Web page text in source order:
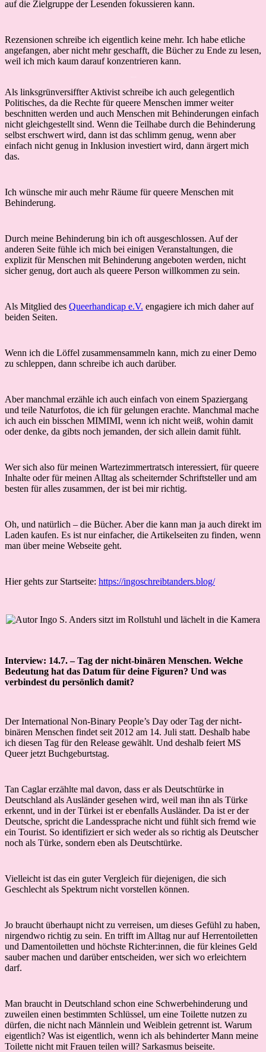
auf die Zielgruppe der Lesenden fokussieren kann.
Rezensionen schreibe ich eigentlich keine mehr. Ich habe etliche
angefangen, aber nicht mehr geschafft, die Bücher zu Ende zu lesen,
weil ich mich kaum darauf konzentrieren kann.
Als linksgrünversiffter Aktivist schreibe ich auch gelegentlich
Politisches, da die Rechte für queere Menschen immer weiter
beschnitten werden und auch Menschen mit Behinderungen einfach
nicht gleichgestellt sind. Wenn die Teilhabe durch die Behinderung
selbst erschwert wird, dann ist das schlimm genug, wenn aber
einfach nicht genug in Inklusion investiert wird, dann ärgert mich
das.
Ich wünsche mir auch mehr Räume für queere Menschen mit
Behinderung.
Durch meine Behinderung bin ich oft ausgeschlossen. Auf der
anderen Seite fühle ich mich bei einigen Veranstaltungen, die
explizit für Menschen mit Behinderung angeboten werden, nicht
sicher genug, dort auch als queere Person willkommen zu sein.
Als Mitglied des Queerhandicap e.V. engagiere ich mich daher auf
beiden Seiten.
Wenn ich die Löffel zusammensammeln kann, mich zu einer Demo
zu schleppen, dann schreibe ich auch darüber.
Aber manchmal erzähle ich auch einfach von einem Spaziergang
und teile Naturfotos, die ich für gelungen erachte. Manchmal mache
ich auch ein bisschen MIMIMI, wenn ich nicht weiß, wohin damit
oder denke, da gibts noch jemanden, der sich allein damit fühlt.
Wer sich also für meinen Wartezimmertratsch interessiert, für queere
Inhalte oder für meinen Alltag als scheiternder Schriftsteller und am
besten für alles zusammen, der ist bei mir richtig.
Oh, und natürlich – die Bücher. Aber die kann man ja auch direkt im
Laden kaufen. Es ist nur einfacher, die Artikelseiten zu finden, wenn
man über meine Webseite geht.
Hier gehts zur Startseite: https://ingoschreibtanders.blog/
Interview: 14.7. – Tag der nicht-binären Menschen. Welche
Bedeutung hat das Datum für deine Figuren? Und was
verbindest du persönlich damit?
Der International Non-Binary People’s Day oder Tag der nicht-
binären Menschen findet seit 2012 am 14. Juli statt. Deshalb habe
ich diesen Tag für den Release gewählt. Und deshalb feiert MS
Queer jetzt Buchgeburtstag.
Tan Caglar erzählte mal davon, dass er als Deutschtürke in
Deutschland als Ausländer gesehen wird, weil man ihn als Türke
erkennt, und in der Türkei ist er ebenfalls Ausländer. Da ist er der
Deutsche, spricht die Landessprache nicht und fühlt sich fremd wie
ein Tourist. So identifiziert er sich weder als so richtig als Deutscher
noch als Türke, sondern eben als Deutschtürke.
Vielleicht ist das ein guter Vergleich für diejenigen, die sich
Geschlecht als Spektrum nicht vorstellen können.
Jo braucht überhaupt nicht zu verreisen, um dieses Gefühl zu haben,
nirgendwo richtig zu sein. En trifft im Alltag nur auf Herrentoiletten
und Damentoiletten und höchste Richter:innen, die für kleines Geld
sauber machen und darüber entscheiden, wer sich wo erleichtern
darf.
Man braucht in Deutschland schon eine Schwerbehinderung und
zuweilen einen bestimmten Schlüssel, um eine Toilette nutzen zu
dürfen, die nicht nach Männlein und Weiblein getrennt ist. Warum
eigentlich? Was ist eigentlich, wenn ich als behinderter Mann meine
Toilette nicht mit Frauen teilen will? Sarkasmus beiseite.